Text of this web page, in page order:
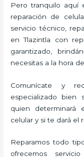
Pero tranquilo aquí
reparación de
servicio técnico,
en Tlazintla con
garantizado,
necesitas a la hora
Comunícate y
especializado bien
quien
celular y si te dará el
Reparamos todo
ofrecemos